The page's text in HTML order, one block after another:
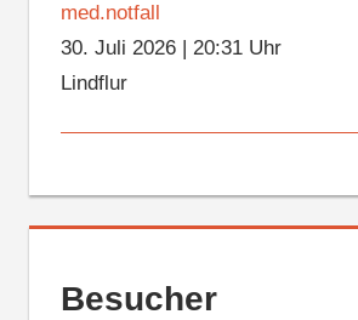
med.notfall
30. Juli 2026| 20:31 Uhr
Lindflur
Besucher